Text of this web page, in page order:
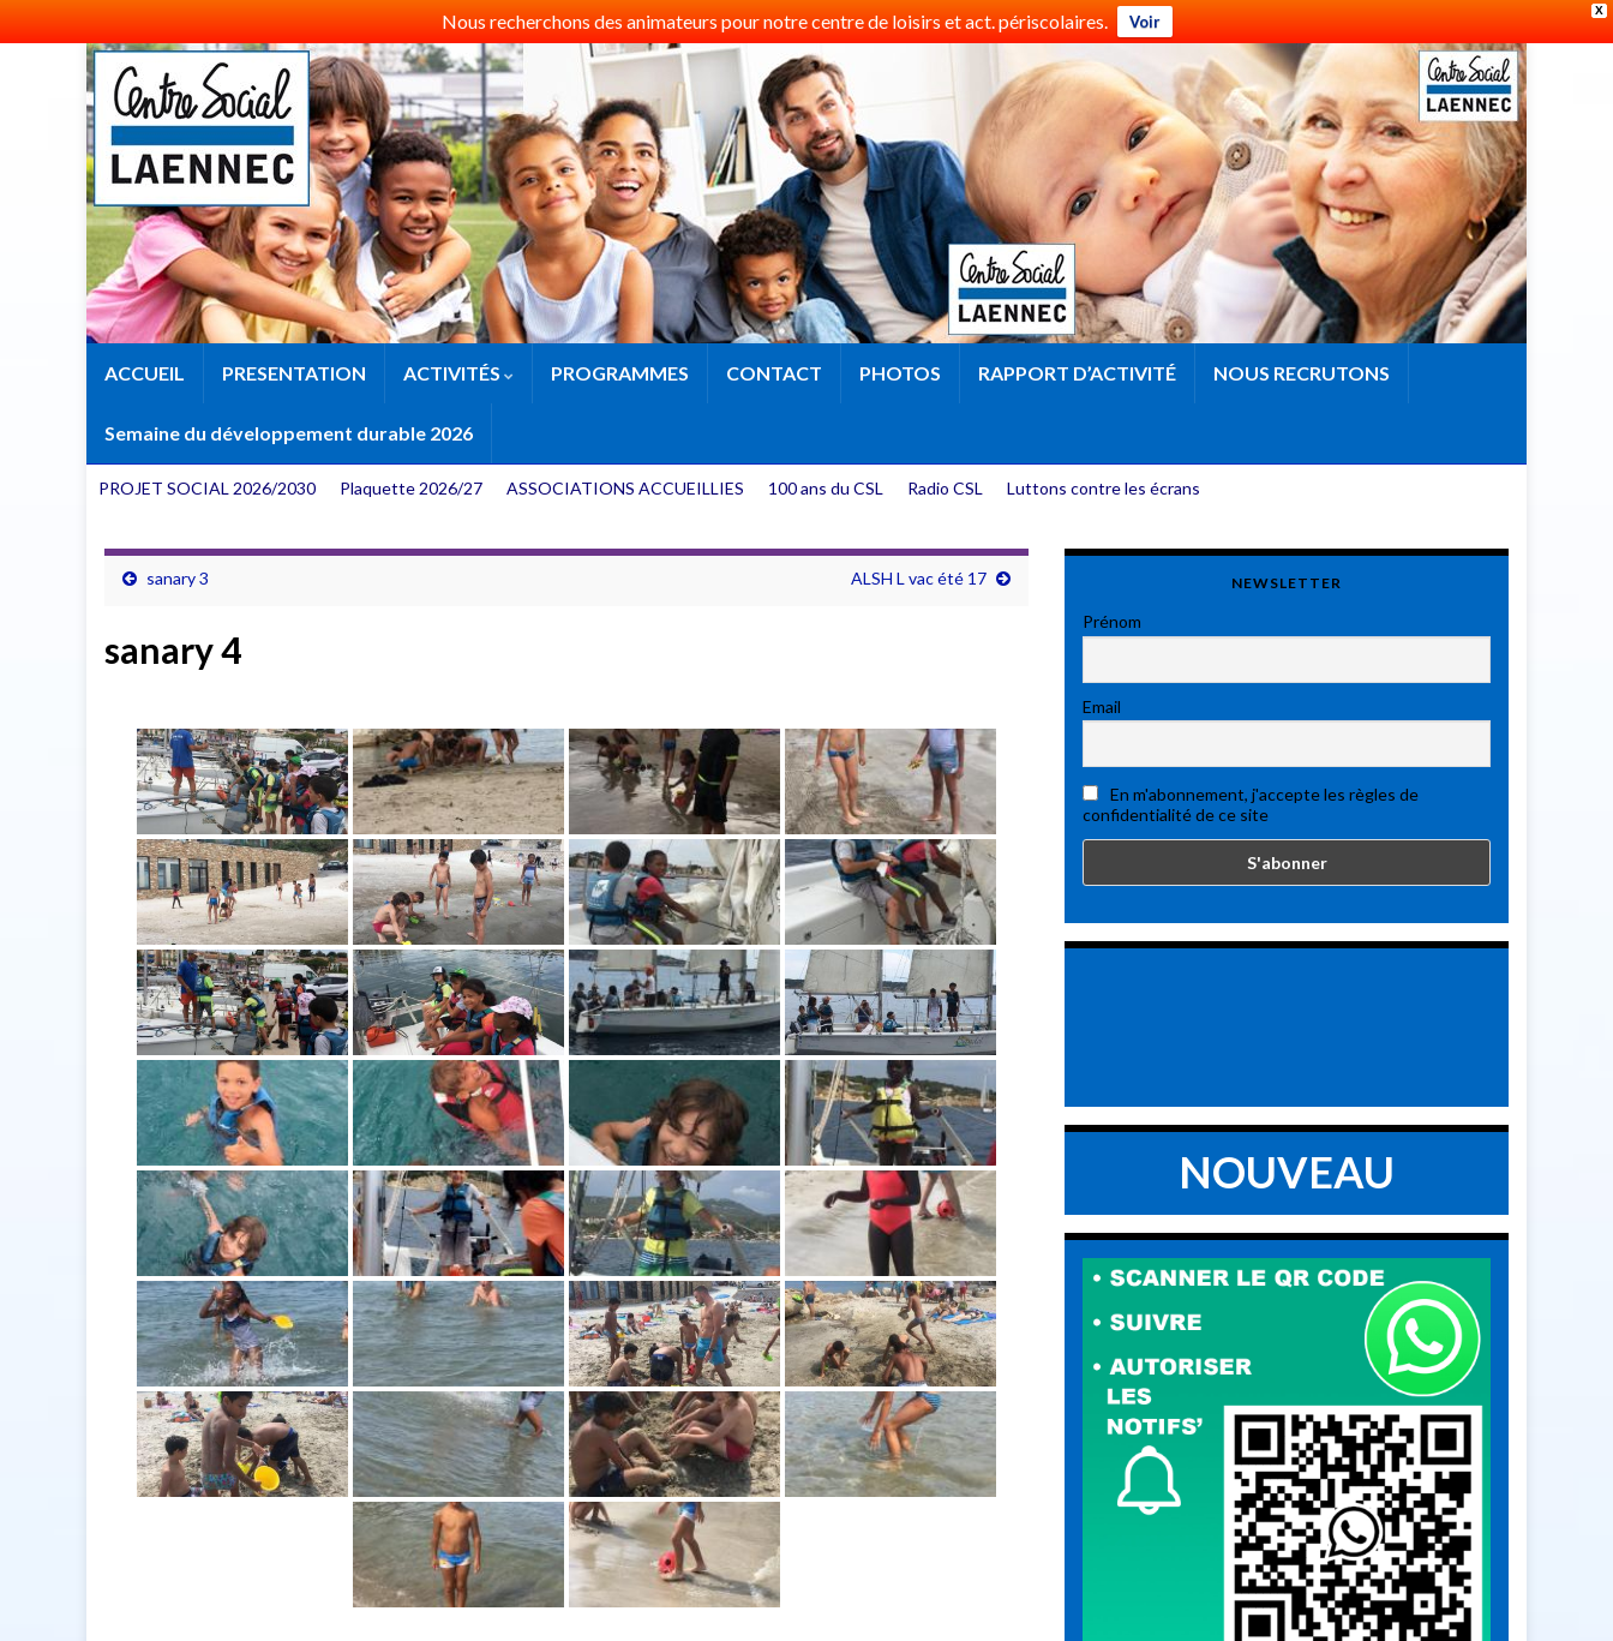
X
Nous recherchons des animateurs pour notre centre de loisirs et act. périscolaires. Voir
ACCUEIL PRESENTATION ACTIVITÉS PROGRAMMES CONTACT PHOTOS RAPPORT D’ACTIVITÉ NOUS RECRUTONS
Semaine du développement durable 2026
PROJET SOCIAL 2026/2030 Plaquette 2026/27 ASSOCIATIONS ACCUEILLIES 100 ans du CSL Radio CSL Luttons contre les écrans
sanary 3 ALSH L vac été 17
sanary 4
NEWSLETTER
Prénom
Email
En m'abonnement, j'accepte les règles de
confidentialité de ce site
NOUVEAU